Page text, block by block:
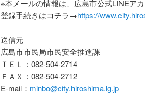
※本メールの情報は、広島市公式LINEア
登録手続きはコチラ→https://
送信元
広島市市民局市民安全推進課
ＴＥＬ：082-504-2714
ＦＡＸ：082-504-2712
E-mail： minbo@city.hiroshima.lg.jp